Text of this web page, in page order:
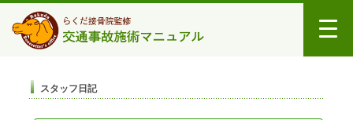
スタッフ日記